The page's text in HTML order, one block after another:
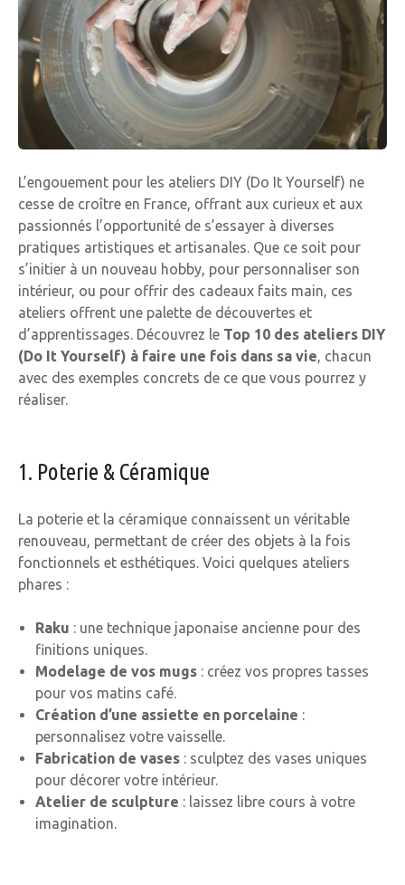
L’engouement pour les ateliers DIY (Do It Yourself) ne
cesse de croître en France, offrant aux curieux et aux
passionnés l’opportunité de s’essayer à diverses
pratiques artistiques et artisanales. Que ce soit pour
s’initier à un nouveau hobby, pour personnaliser son
intérieur, ou pour offrir des cadeaux faits main, ces
ateliers offrent une palette de découvertes et
d’apprentissages. Découvrez le Top 10 des ateliers DIY
(Do It Yourself) à faire une fois dans sa vie, chacun
avec des exemples concrets de ce que vous pourrez y
réaliser.
1. Poterie & Céramique
La poterie et la céramique connaissent un véritable
renouveau, permettant de créer des objets à la fois
fonctionnels et esthétiques. Voici quelques ateliers
phares :
Raku : une technique japonaise ancienne pour des
finitions uniques.
Modelage de vos mugs : créez vos propres tasses
pour vos matins café.
Création d’une assiette en porcelaine :
personnalisez votre vaisselle.
Fabrication de vases : sculptez des vases uniques
pour décorer votre intérieur.
Atelier de sculpture : laissez libre cours à votre
imagination.